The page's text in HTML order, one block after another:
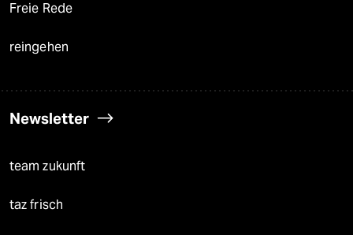
Freie Rede
reingehen
Newsletter
team zukunft
taz frisch